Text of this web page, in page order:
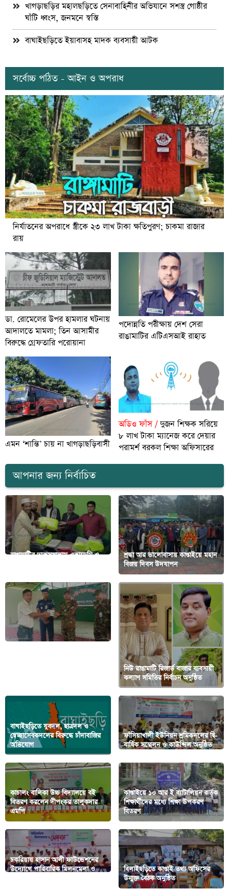
খাগড়াছড়ির মহালছড়িতে সেনাবাহিনীর অভিযানে সশস্ত্র গোষ্ঠীর
ঘাঁটি ধ্বংস, জনমনে স্বস্তি
বাঘাইছড়িতে ইয়াবাসহ মাদক ব্যবসায়ী আটক
সর্বোচ্চ পঠিত - আইন ও অপরাধ
নির্যাতনের অপরাধে স্ত্রীকে ২৩ লাখ টাকা ক্ষতিপুরণ; চাকমা রাজার
রায়
ডা. রোমেলের উপর হামলার ঘটনায়
আদালতে মামলা; তিন আসামীর
বিরুদ্ধে গ্রেফতারি পরোয়ানা
পদোন্নতি পরীক্ষায় দেশ সেরা
রাঙামাটির এটিএসআই রাহাত
এমন ‘শান্তি’ চায় না খাগড়াছড়িবাসী
অডিও ফাঁস /দুজন শিক্ষক সরিয়ে
৮ লাখ টাকা ম্যানেজ করে দেয়ার
পরামর্শ বরকল শিক্ষা অফিসারের
আপনার জন্য নির্বাচিত
রাঙামাটির দারুসসালাম একাডেমি ও
শ্রদ্ধা আর ভালোবাসায় কাপ্তাইয়ে মহান
বিজয় দিবস উদযাপন
নিউ রাঙামাটি রিজার্ভ বাজার ব্যবসায়ী
কল্যাণ সমিতির নির্বাচন অনুষ্ঠিত
বাঘাইছড়িতে যুবদল, ছাত্রদল ও
স্বেচ্ছাসেবকদলের বিরুদ্ধে চাঁদাবাজির
অভিযোগ
ফাঁসিয়াখালী ইউনিয়ন শ্রমিকদলের দ্বি-
বার্ষিক সম্মেলন ও কাউন্সিল অনুষ্ঠিত
কাচালং বালিকা উচ্চ বিদ্যালয়ে বই
বিতরণ করলেন দীপংকর তালুকদার
এমপি
কাপ্তাইয়ে ১০ আর ই ব্যাটালিয়ন কর্তৃক
শিক্ষার্থীদের মধ্যে শিক্ষা উপকরণ
বিতরণ
চকরিয়ায় হাসান আলী ফাউন্ডেশনের
উদ্যোগে পারিবারিক মিলনমেলা ও
বিলাইছড়িতে কাপ্তাই তথ্য অফিসের
উন্মুক্ত বৈঠক অনুষ্ঠিত